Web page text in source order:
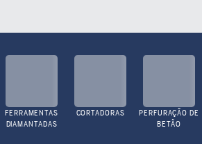
FERRAMENTAS
DIAMANTADAS
CORTADORAS
PERFURAÇÃO DE
BETÃO